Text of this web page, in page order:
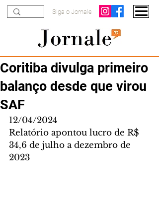
Siga o Jornale
Coritiba divulga primeiro
balanço desde que virou
SAF
12/04/2024
Relatório apontou lucro de R$
34,6 de julho a dezembro de
2023